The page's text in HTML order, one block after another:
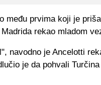
među prvima koji je
rekao mladom
navodno je Ancelotti
je da pohvali